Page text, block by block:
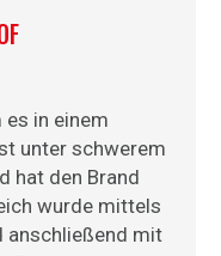
in einem
unter schwerem
hat den Brand
wurde mittels
anschließend mit